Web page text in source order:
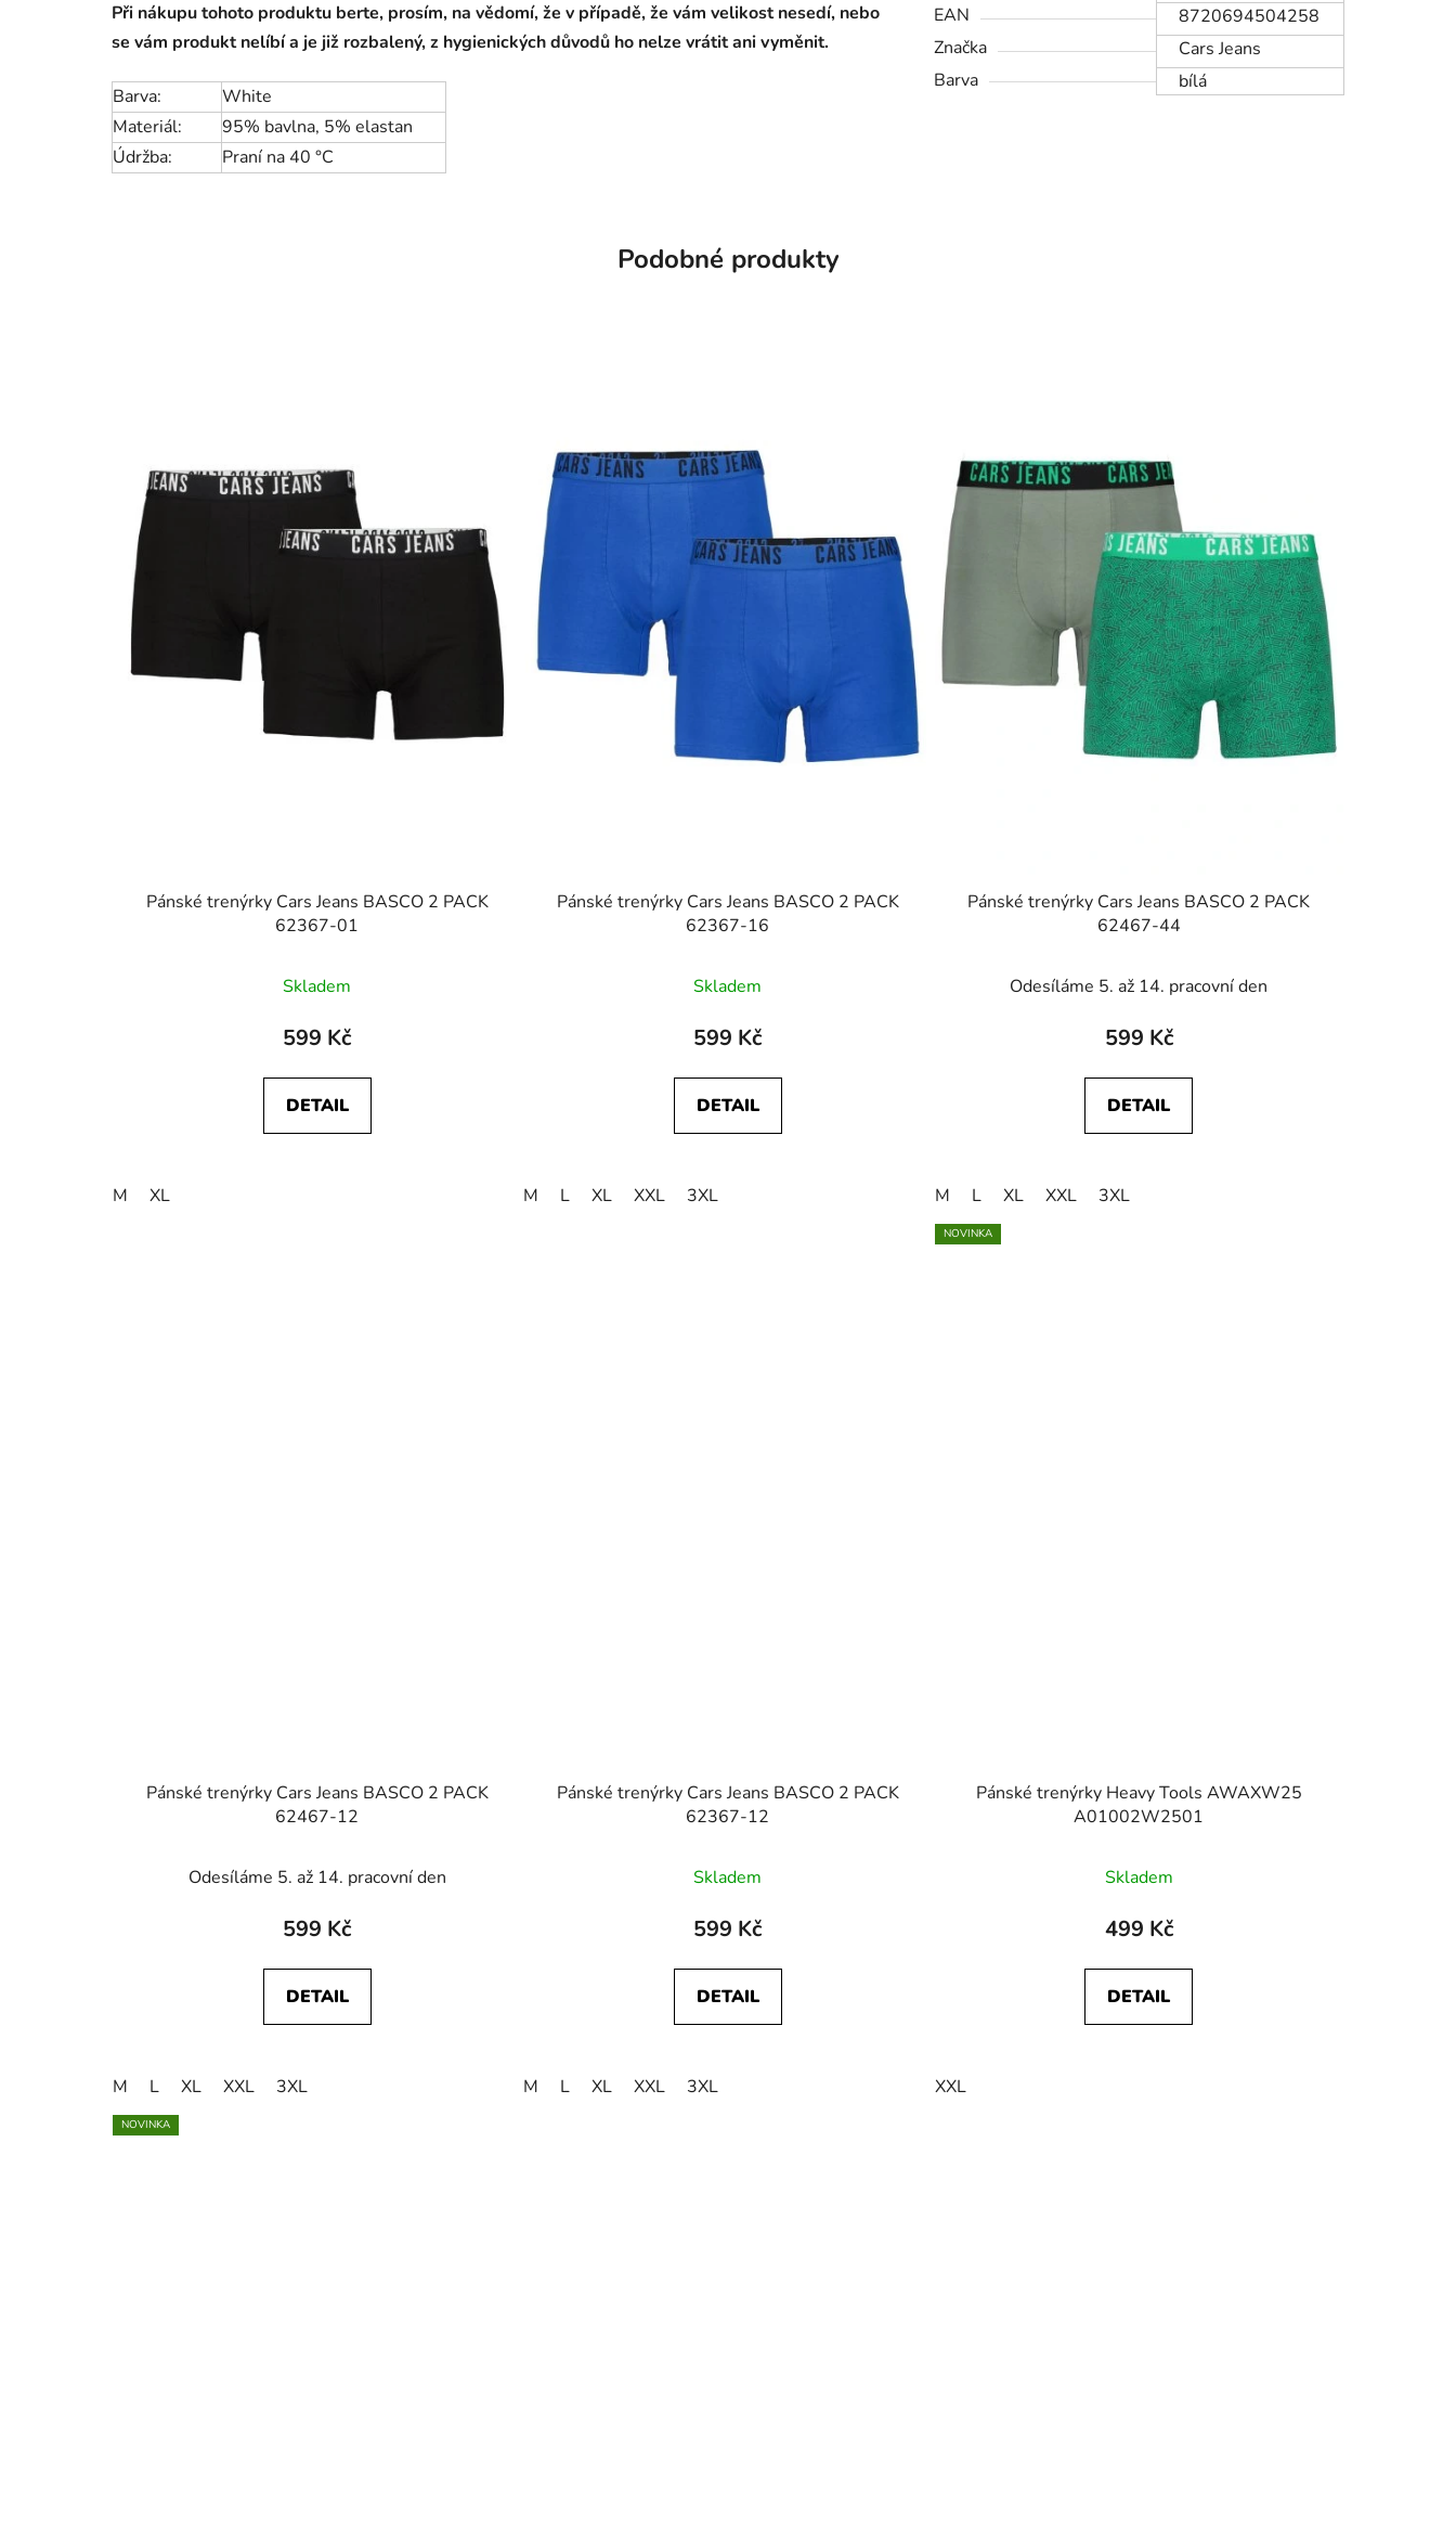
Při nákupu tohoto produktu berte, prosím, na vědomí, že v případě, že vám velikost nesedí, nebo
se vám produkt nelíbí a je již rozbalený, z hygienických důvodů ho nelze vrátit ani vyměnit.
Barva:
White
Materiál:
95% bavlna, 5% elastan
Údržba:
Praní na 40 °C
EAN
8720694504258
Značka
Cars Jeans
Barva
bílá
Podobné produkty
Pánské trenýrky Cars Jeans BASCO 2 PACK
62367-01
Skladem
599 Kč
DETAIL
M XL
Pánské trenýrky Cars Jeans BASCO 2 PACK
62367-16
Skladem
599 Kč
DETAIL
M L XL XXL 3XL
Pánské trenýrky Cars Jeans BASCO 2 PACK
62467-44
Odesíláme 5. až 14. pracovní den
599 Kč
DETAIL
M L XL XXL 3XL
Pánské trenýrky Cars Jeans BASCO 2 PACK
62467-12
Odesíláme 5. až 14. pracovní den
599 Kč
DETAIL
M L XL XXL 3XL
Pánské trenýrky Cars Jeans BASCO 2 PACK
62367-12
Skladem
599 Kč
DETAIL
M L XL XXL 3XL
NOVINKA
Pánské trenýrky Heavy Tools AWAXW25
A01002W2501
Skladem
499 Kč
DETAIL
XXL
NOVINKA